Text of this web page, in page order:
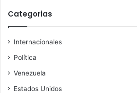
Categorias
Internacionales
Política
Venezuela
Estados Unidos